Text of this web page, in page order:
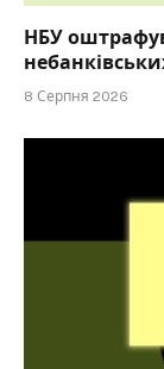
НБУ
8 Серпня 2026